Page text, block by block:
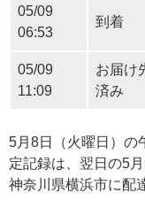
05/09
06:53
到着
05/09
11:09
お届け
済み
5月8日（火曜日）の
定記録は、翌日の5
神奈川県横浜市に配